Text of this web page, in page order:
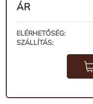
ÁR
ELÉRHETŐSÉG:
SZÁLLÍTÁS: